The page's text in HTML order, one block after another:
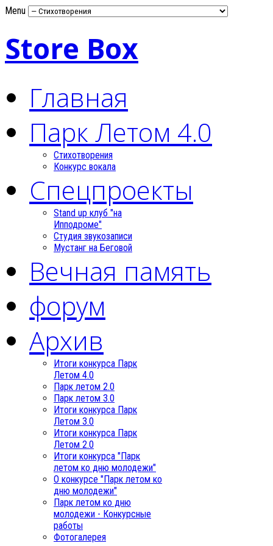
Menu
Store Box
Главная
Парк Летом 4.0
Стихотворения
Конкурс вокала
Спецпроекты
Stand up клуб "на
Ипподроме"
Студия звукозаписи
Мустанг на Беговой
Вечная память
форум
Архив
Итоги конкурса Парк
Летом 4.0
Парк летом 2.0
Парк летом 3.0
Итоги конкурса Парк
Летом 3.0
Итоги конкурса Парк
Летом 2.0
Итоги конкурса "Парк
летом ко дню молодежи"
О конкурсе "Парк летом ко
дню молодежи"
Парк летом ко дню
молодежи - Конкурсные
работы
Фотогалерея